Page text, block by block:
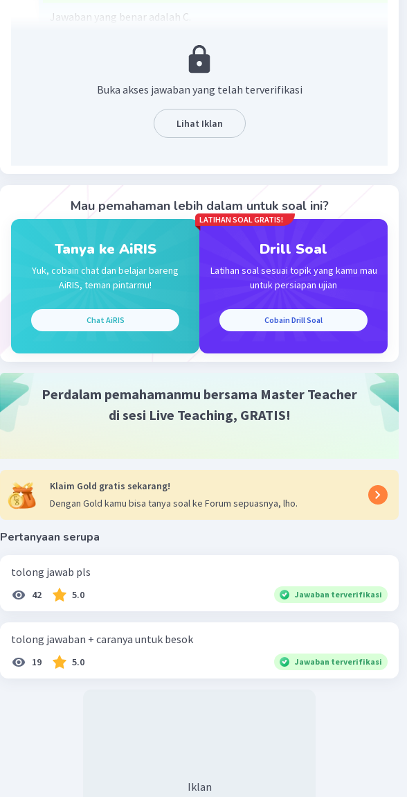
Jawaban yang benar adalah C.
Kedua binatang tersebut adalah landak laut dan bintang laut.
Dimana kedua spesies termsuk kedalam filum Echinodermata karena
memiliki kulit yang berduri. Ciri spesifik dari filum echinodermata
memiliki sistem saluran air (sistem ambulakral) yang dapat
Beri Rating·0.0(0) Balas
Buka akses jawaban yang telah terverifikasi
Lihat Iklan
Mau pemahaman lebih dalam untuk soal ini?
Tanya ke AiRIS
Yuk, cobain chat dan belajar bareng
AiRIS, teman pintarmu!
Chat AiRIS
LATIHAN SOAL GRATIS!
Drill Soal
Latihan soal sesuai topik yang kamu mau
untuk persiapan ujian
Cobain Drill Soal
Perdalam pemahamanmu bersama Master Teacher
di sesi Live Teaching, GRATIS!
Klaim Gold gratis sekarang!
Dengan Gold kamu bisa tanya soal ke Forum sepuasnya, lho.
Pertanyaan serupa
tolong jawab pls
42 5.0 Jawaban terverifikasi
tolong jawaban + caranya untuk besok
19 5.0 Jawaban terverifikasi
Iklan